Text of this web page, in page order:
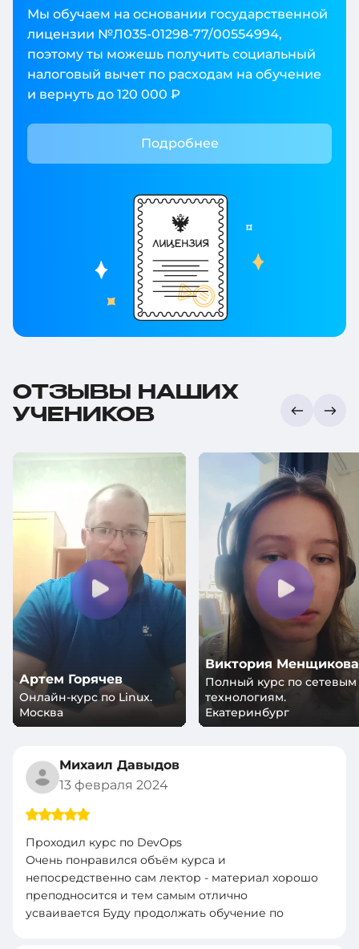
Мы обучаем на основании государственной
лицензии №Л035‑01298‑77/00554994,
поэтому ты можешь получить социальный
налоговый вычет по расходам на обучение
и вернуть до 120 000 ₽
Подробнее
ОТЗЫВЫ НАШИХ
УЧЕНИКОВ
Артем Горячев
Онлайн-курс по Linux.
Москва
Виктория Менщикова
Полный курс по сетевым
технологиям.
Екатеринбург
Михаил Давыдов
13 февраля 2024
Проходил курс по DevOps
Очень понравился объём курса и
непосредственно сам лектор - материал хорошо
преподносится и тем самым отлично
усваивается Буду продолжать обучение по